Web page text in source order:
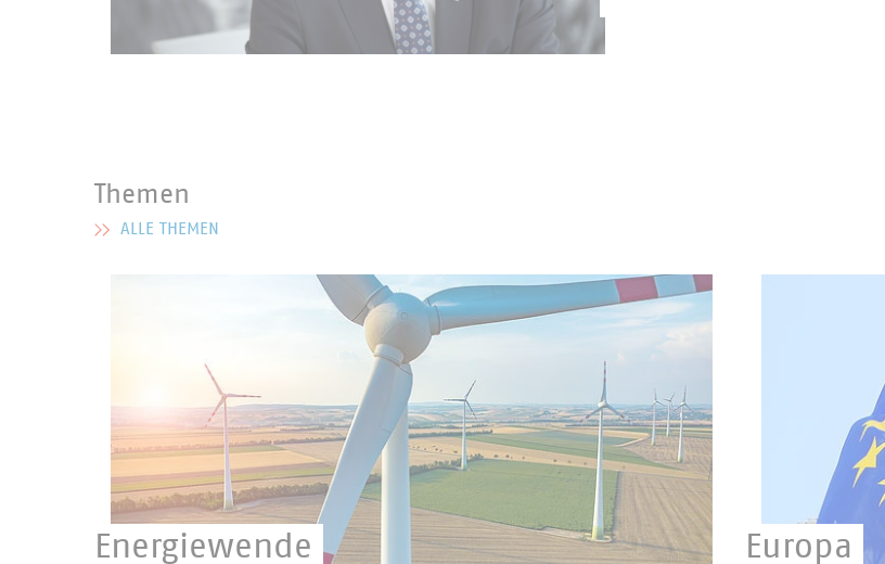
Themen
MEHR ZU THEMEN
ALLE THEMEN
Energiewende Europa